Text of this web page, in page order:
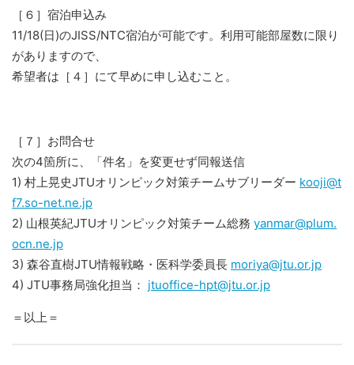
［６］宿泊申込み
11/18(日)のJISS/NTC宿泊が可能です。利用可能部屋数に限り
がありますので、
希望者は［４］にて早めに申し込むこと。
［７］お問合せ
次の4箇所に、「件名」を変更せず同報送信
1) 村上晃史JTUオリンピック対策チームサブリーダー kooji@t
f7.so-net.ne.jp
2) 山根英紀JTUオリンピック対策チーム総務 yanmar@plum.
ocn.ne.jp
3) 森谷直樹JTU情報戦略・医科学委員長 moriya@jtu.or.jp
4) JTU事務局強化担当： jtuoffice-hpt@jtu.or.jp
＝以上＝